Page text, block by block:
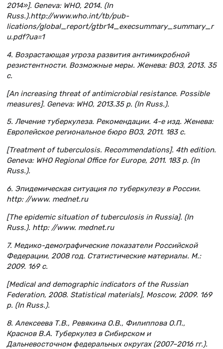
2014»]. Geneva: WHO, 2014. (In
Russ.).http://www.who.int/tb/pub­
lications/global_report/gtbr14_execsummary_summary_r
u.pdf?ua=1
4. Возрастающая угроза развития антимикробной
резистентности. Возможные меры. Женева: ВОЗ, 2013. 35
с.
[An increasing threat of antimicrobial resistance. Possible
measures]. Geneva: WHO, 2013.35 p. (In Russ.).
5. Лечение туберкулеза. Рекомендации. 4-е изд. Женева:
Европейское региональное бюро ВОЗ, 2011. 183 с.
[Treatment of tuberculosis. Recommendations]. 4th edition.
Geneva: WHO Regional Office for Europe, 2011. 183 p. (In
Russ.).
6. Эпидемическая ситуация по туберкулезу в России.
http: //www. mednet.ru
[The epidemic situation of tuberculosis in Russia]. (In
Russ.). http: //www. mednet.ru
7. Медико-демографические показатели Российской
Федерации, 2008 год. Статистические материалы. М.:
2009. 169 с.
[Medical and demographic indicators of the Russian
Federation, 2008. Statistical materials], Moscow, 2009. 169
р. (In Russ.).
8. Алексеева Т.В., Ревякина О.В., Филиппова О.П.,
Краснов В.А. Туберкулез в Сибирском и
Дальневосточном федеральных округах (2007–2016 гг.).